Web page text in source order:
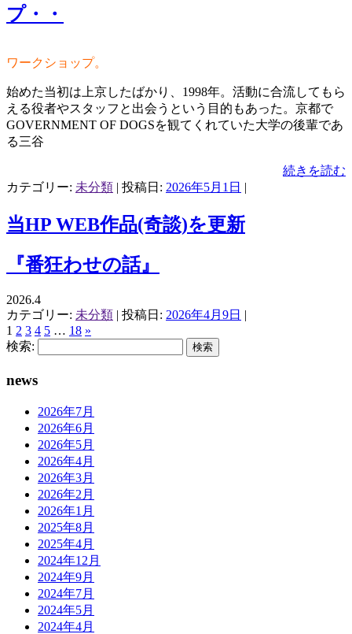
プ・・
ワークショップ。
始めた当初は上京したばかり、1998年。活動に合流してもら
える役者やスタッフと出会うという目的もあった。京都で
GOVERNMENT OF DOGSを観てくれていた大学の後輩であ
る三谷
続きを読む
カテゴリー: 未分類 | 投稿日: 2026年5月1日 |
当HP WEB作品(奇談)を更新
『番狂わせの話』
2026.4
カテゴリー: 未分類 | 投稿日: 2026年4月9日 |
1 2 3 4 5 … 18 »
検索:
news
2026年7月
2026年6月
2026年5月
2026年4月
2026年3月
2026年2月
2026年1月
2025年8月
2025年4月
2024年12月
2024年9月
2024年7月
2024年5月
2024年4月